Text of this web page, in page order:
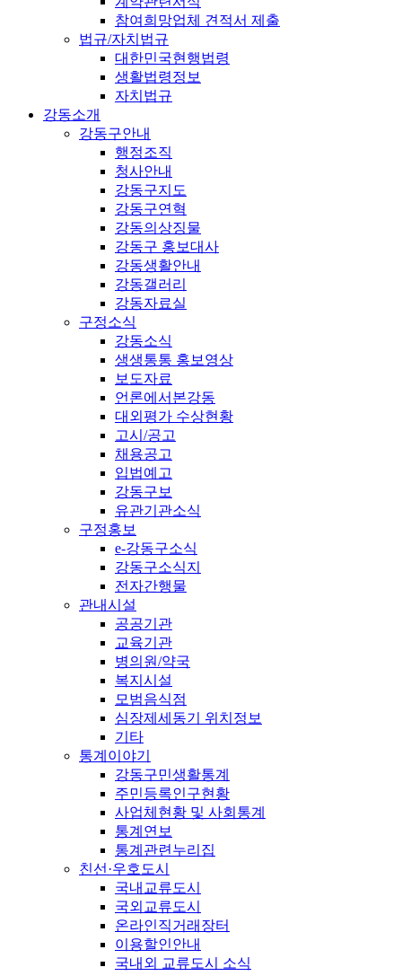
참여희망업체 견적서 제출
법규/자치법규
대한민국현행법령
생활법령정보
자치법규
강동소개
강동구안내
행정조직
청사안내
강동구지도
강동구연혁
강동의상징물
강동구 홍보대사
강동생활안내
강동갤러리
강동자료실
구정소식
강동소식
생생통통 홍보영상
보도자료
언론에서본강동
대외평가 수상현황
고시/공고
채용공고
입법예고
강동구보
유관기관소식
구정홍보
e-강동구소식
강동구소식지
전자간행물
관내시설
공공기관
교육기관
병의원/약국
복지시설
모범음식점
심장제세동기 위치정보
기타
통계이야기
강동구민생활통계
주민등록인구현황
사업체현황 및 사회통계
통계연보
통계관련누리집
친선·우호도시
국내교류도시
국외교류도시
온라인직거래장터
이용할인안내
국내외 교류도시 소식